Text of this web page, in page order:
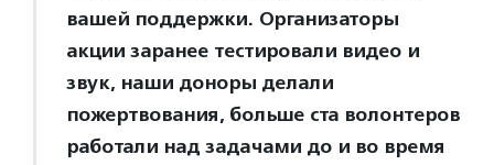
вашей поддержки. Организаторы
акции заранее тестировали видео и
звук, наши доноры делали
пожертвования, больше ста волонтеров
работали над задачами до и во время